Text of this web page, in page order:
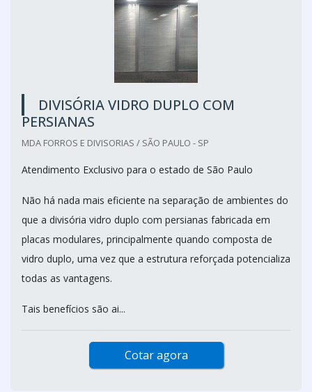
DIVISÓRIA VIDRO DUPLO COM
PERSIANAS
MDA FORROS E DIVISORIAS / SÃO PAULO - SP
Atendimento Exclusivo para o estado de São Paulo
Não há nada mais eficiente na separação de ambientes do
que a divisória vidro duplo com persianas fabricada em
placas modulares, principalmente quando composta de
vidro duplo, uma vez que a estrutura reforçada potencializa
todas as vantagens.
Tais benefícios são ai...
Cotar agora